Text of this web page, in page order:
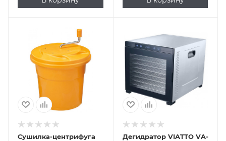
Сушилка-центрифуга
35 °С; 10 уровней;
220 В
Дегидратор VIATTO VA-